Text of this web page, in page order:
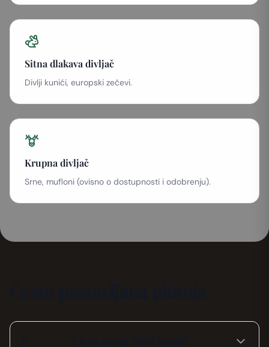
Sitna dlakava divljač
Divlji kunići, europski zečevi.
Krupna divljač
Srne, mufloni (ovisno o dostupnosti i odobrenju).